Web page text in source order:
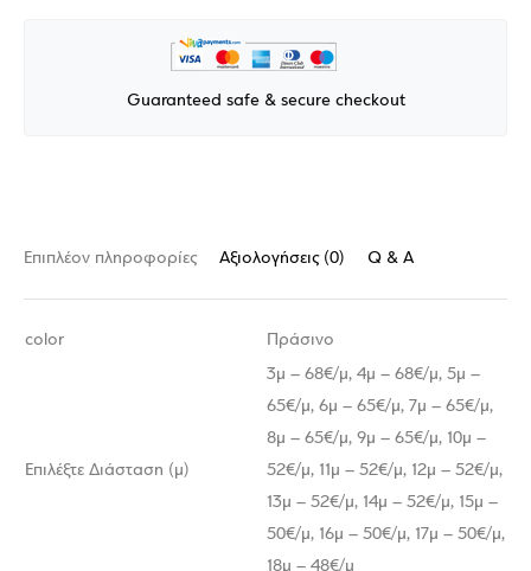
Guaranteed safe & secure checkout
Επιπλέον πληροφορίες Αξιολογήσεις (0) Q & A
color Πράσινο
Επιλέξτε Διάσταση (μ)
3μ – 68€/μ, 4μ – 68€/μ, 5μ –
65€/μ, 6μ – 65€/μ, 7μ – 65€/μ,
8μ – 65€/μ, 9μ – 65€/μ, 10μ –
52€/μ, 11μ – 52€/μ, 12μ – 52€/μ,
13μ – 52€/μ, 14μ – 52€/μ, 15μ –
50€/μ, 16μ – 50€/μ, 17μ – 50€/μ,
18μ – 48€/μ